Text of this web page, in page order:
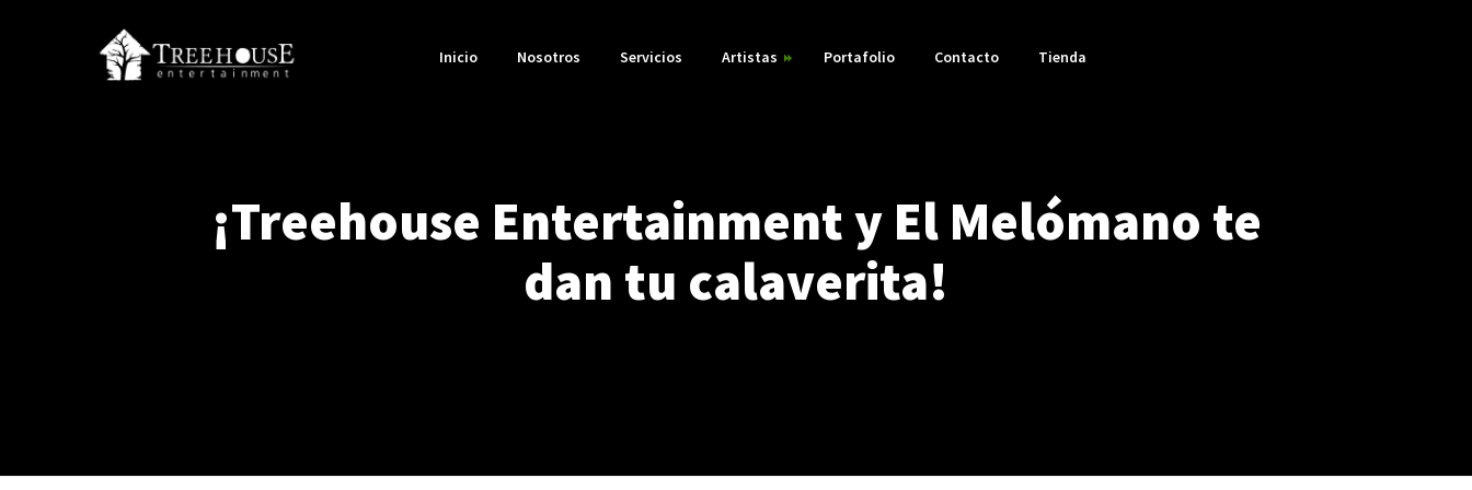
Inicio Nosotros Servicios Artistas
Velvet Darkness
Portafolio Contacto Tienda
¡Treehouse Entertainment y El Melómano te
dan tu calaverita!